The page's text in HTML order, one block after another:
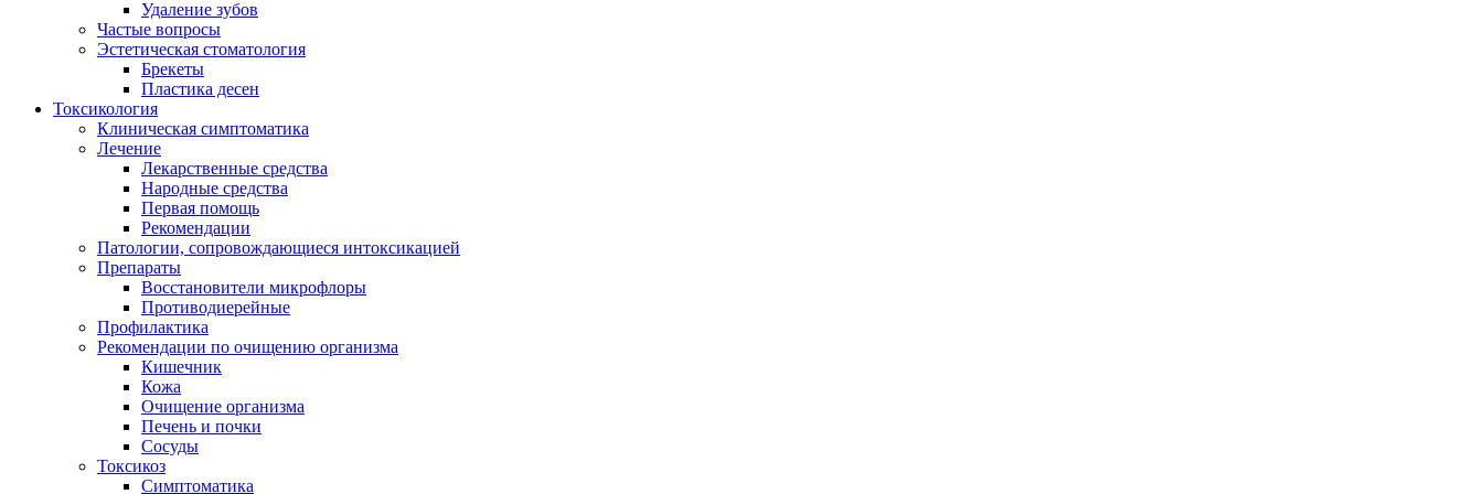
Удаление зубов
Частые вопросы
Эстетическая стоматология
Брекеты
Пластика десен
Токсикология
Клиническая симптоматика
Лечение
Лекарственные средства
Народные средства
Первая помощь
Рекомендации
Патологии, сопровождающиеся интоксикацией
Препараты
Восстановители микрофлоры
Противодиерейные
Профилактика
Рекомендации по очищению организма
Кишечник
Кожа
Очищение организма
Печень и почки
Сосуды
Токсикоз
Cимптоматика